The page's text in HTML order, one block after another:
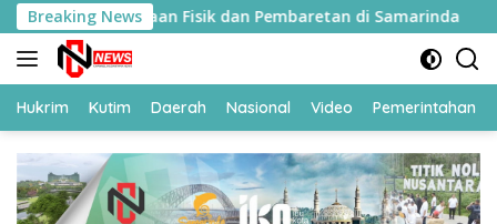
Langsung
ke
konten
Breaking News
Pembinaan Fisik dan Pembaretan di Samarinda
Hukrim Kutim Daerah Nasional Video Pemerintahan